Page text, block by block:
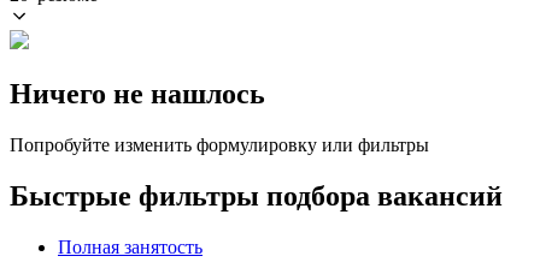
Ничего не нашлось
Попробуйте изменить формулировку или фильтры
Быстрые фильтры подбора вакансий
Полная занятость